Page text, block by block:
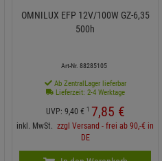
OMNILUX EFP 12V/100W GZ-6,35
500h
Art-Nr. 88285105
Ab ZentralLager lieferbar
Lieferzeit: 2-4 Werktage
UVP: 9,40 € 1 7,85 €
inkl. MwSt. zzgl Versand - frei ab 90,-€ in
DE